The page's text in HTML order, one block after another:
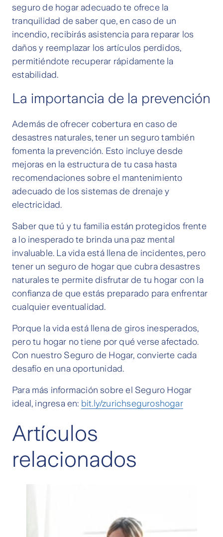
seguro de hogar adecuado te ofrece la
tranquilidad de saber que, en caso de un
incendio, recibirás asistencia para reparar los
daños y reemplazar los artículos perdidos,
permitiéndote recuperar rápidamente la
estabilidad.
La importancia de la prevención
Además de ofrecer cobertura en caso de
desastres naturales, tener un seguro también
fomenta la prevención. Esto incluye desde
mejoras en la estructura de tu casa hasta
recomendaciones sobre el mantenimiento
adecuado de los sistemas de drenaje y
electricidad.
Saber que tú y tu familia están protegidos frente
a lo inesperado te brinda una paz mental
invaluable. La vida está llena de incidentes, pero
tener un seguro de hogar que cubra desastres
naturales te permite disfrutar de tu hogar con la
confianza de que estás preparado para enfrentar
cualquier eventualidad.
Porque la vida está llena de giros inesperados,
pero tu hogar no tiene por qué verse afectado.
Con nuestro Seguro de Hogar, convierte cada
desafío en una oportunidad.
Para más información sobre el Seguro Hogar
ideal, ingresa en: bit.ly/zurichseguroshogar
Artículos
relacionados